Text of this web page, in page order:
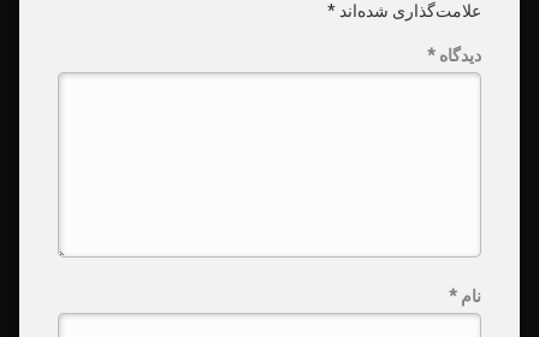
علامت‌گذاری شده‌اند *
دیدگاه *
نام *